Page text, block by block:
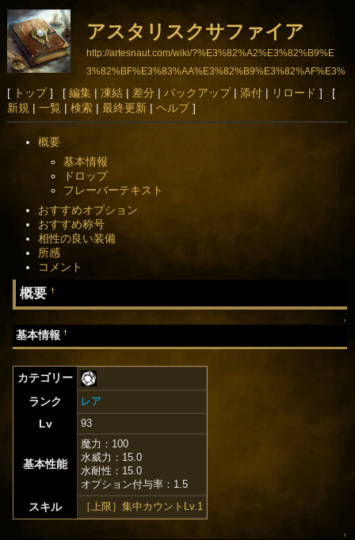
アスタリスクサファイア
http://artesnaut.com/wiki/?%E3%82%A2%E3%82%B9%E
3%82%BF%E3%83%AA%E3%82%B9%E3%82%AF%E3%
82%B5%E3%83%95%E3%82%A1%E3%82%A4%E3%8
2%A2
[ トップ] [ 編集| 凍結| 差分 | バックアップ| 添付| リロード ] [
新規 | 一覧 | 検索| 最終更新| ヘルプ]
概要
基本情報
ドロップ
フレーバーテキスト
おすすめオプション
おすすめ称号
相性の良い装備
所感
コメント
概要†
↑
基本情報†
カテゴリー
ランク
レア
Lv 93
基本性能
魔力：100
水威力：15.0
水耐性：15.0
オプション付与率：1.5
スキル ［上限］集中カウントLv.1
↑